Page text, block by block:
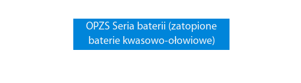
OPZS Seria baterii (zatopione
baterie kwasowo-ołowiowe)